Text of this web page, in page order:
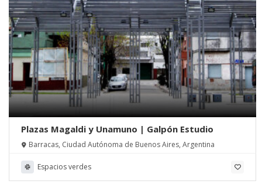
Plazas Magaldi y Unamuno | Galpón Estudio
Barracas, Ciudad Autónoma de Buenos Aires, Argentina
Espacios verdes